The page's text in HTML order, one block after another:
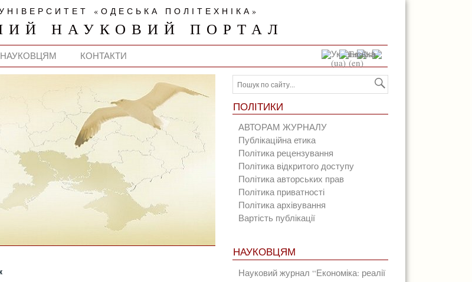
«ОДЕСЬКА ПОЛІТЕХНІКА»
НАУКОВИЙ ПОРТАЛ
НАУКОВЦЯМ КОНТАКТИ
ПОЛІТИКИ
АВТОРАМ ЖУРНАЛУ
Публікаційна етика
Політика рецензування
Політика відкритого доступу
Політика авторських прав
Політика приватності
Політика архівування
Вартість публікації
НАУКОВЦЯМ
Науковий журнал “Економіка: реалії